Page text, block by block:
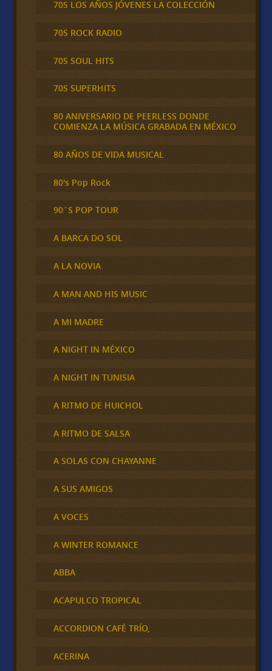
70S LOS AÑOS JÓVENES LA COLECCIÓN
70S ROCK RADIO
70S SOUL HITS
70S SUPERHITS
80 ANIVERSARIO DE PEERLESS DONDE
COMIENZA LA MÚSICA GRABADA EN MÉXICO
80 AÑOS DE VIDA MUSICAL
80's Pop Rock
90´S POP TOUR
A BARCA DO SOL
A LA NOVIA
A MAN AND HIS MUSIC
A MI MADRE
A NIGHT IN MÉXICO
A NIGHT IN TUNISIA
A RITMO DE HUICHOL
A RITMO DE SALSA
A SOLAS CON CHAYANNE
A SUS AMIGOS
A VOCES
A WINTER ROMANCE
ABBA
ACAPULCO TROPICAL
ACCORDION CAFÉ TRÍO,
ACERINA